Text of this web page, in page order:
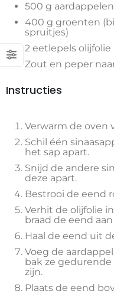
500 g
400 g groenten
spruitjes)
2 eetlepels olijfolie
Zout en peper
Instructies
Verwarm de oven
Schil één
het sap apart.
Snijd de andere
deze apart.
Bestrooi de eend
Verhit de olijfolie
braad de eend
Haal de eend uit
Voeg de
bak ze
zijn.
Plaats de eend